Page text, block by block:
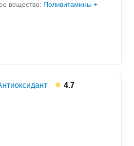
вещество: Поливитамины +
4.7